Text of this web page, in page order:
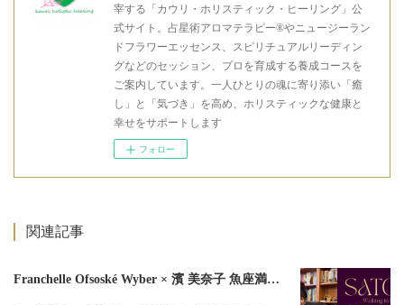
宰する「カウリ・ホリスティック・ヒーリング」公
式サイト。占星術アロマテラピー®やニュージーラン
ドフラワーエッセンス、スピリチュアルリーディン
グなどのセッション、プロを育成する養成コースを
ご案内しています。一人ひとりの魂に寄り添い「癒
し」と「気づき」を高め、ホリスティックな健康と
幸せをサポートします
フォロー
関連記事
Franchelle Ofsoské Wyber × 濱 美奈子 魚座満月スペシャルオンラインセミナー